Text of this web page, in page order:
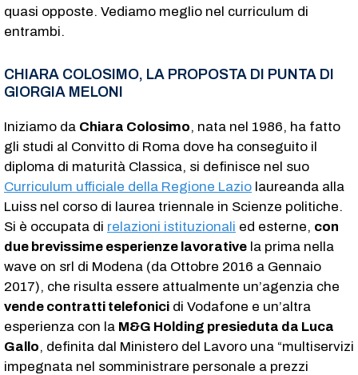
quasi opposte. Vediamo meglio nel curriculum di
entrambi.
CHIARA COLOSIMO, LA PROPOSTA DI PUNTA DI
GIORGIA MELONI
Iniziamo da Chiara Colosimo, nata nel 1986, ha fatto
gli studi al Convitto di Roma dove ha conseguito il
diploma di maturità Classica, si definisce nel suo
Curriculum ufficiale della Regione Lazio laureanda alla
Luiss nel corso di laurea triennale in Scienze politiche.
Si è occupata di relazioni istituzionali ed esterne, con
due brevissime esperienze lavorative la prima nella
wave on srl di Modena (da Ottobre 2016 a Gennaio
2017), che risulta essere attualmente un’agenzia che
vende contratti telefonici di Vodafone e un’altra
esperienza con la M&G Holding presieduta da Luca
Gallo, definita dal Ministero del Lavoro una “multiservizi
impegnata nel somministrare personale a prezzi